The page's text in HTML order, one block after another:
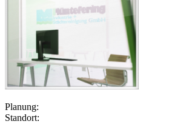
Planung:
Standort: